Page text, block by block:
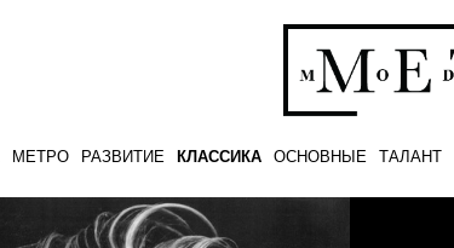
МЕТРО РАЗВИТИЕ КЛАССИКА ОСНОВНЫЕ ТАЛАНТ